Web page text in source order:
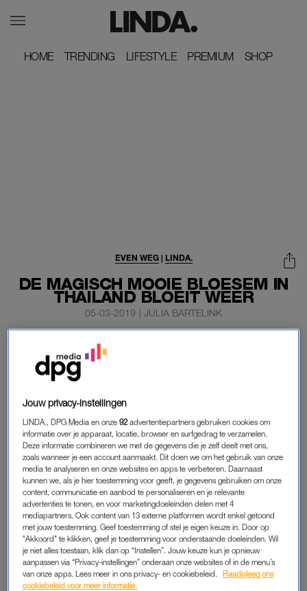
HOME
HOME TRENDING
TRENDING LIFESTYLE
LIFESTYLE PREMIUM
PREMIUM SHOP
SHOP
DE MAGISCH MOOIE BLOESEM IN
THAILAND BLOEIT WEER
EVEN WEG| LINDA.
05-03-2019 | JULIA BARTELINK
Onder de Thaise zon bloeien de prachtige
bloesembomen weer na een milde winter. Slechts een
aantal weken is dit prachtige fenomeen te zien, voordat
Het kwik stijgt in Nakhon Pathom, een stad in Centraal-
Thailand. Dit heeft grote gevolgen; de kersenbloesem staat
weer volop in bloei. Voor iedereen die de verdorde kerstboom
in de achtertuin, die je nog steeds hebt weggegooid, zat is
hebben we een aantal plaatjes van de betoverende
kersenbloesem in Thailand.
https://www.instagram.com/p/BugPdkKDCPV/?
utm_source=ig_web_copy_link
https://www.instagram.com/p/BumN7BkhvaS/?
Jouw privacy-instellingen
LINDA., DPG Media en onze92 advertentiepartners gebruiken cookies om
informatie over je apparaat, locatie, browser en surfgedrag te verzamelen.
Deze informatie combineren we met de gegevens die je zelf deelt met ons,
zoals wanneer je een account aanmaakt. Dit doen we om het gebruik van onze
media te analyseren en onze websites en apps te verbeteren. Daarnaast
kunnen we, als je hier toestemming voor geeft, je gegevens gebruiken om onze
content, communicatie en aanbod te personaliseren en je relevante
advertenties te tonen, en voor marketingdoeleinden delen met 4
mediapartners. Ook content van 13 externe platformen wordt enkel getoond
met jouw toestemming. Geef toestemming of stel je eigen keuze in. Door op
"Akkoord" te klikken, geef je toestemming voor onderstaande doeleinden. Wil
je niet alles toestaan, klik dan op “Instellen”. Jouw keuze kun je opnieuw
aanpassen via “Privacy-instellingen” onderaan onze websites of in de menu’s
van onze apps. Lees meer in ons privacy- en cookiebeleid.
Raadpleeg ons
cookiebeleid voor meer informatie.